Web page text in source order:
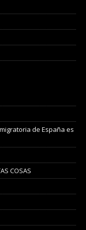
de España es
COSAS